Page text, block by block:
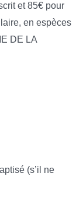
et 85€ pour
en espèces
DE LA
(s’il ne